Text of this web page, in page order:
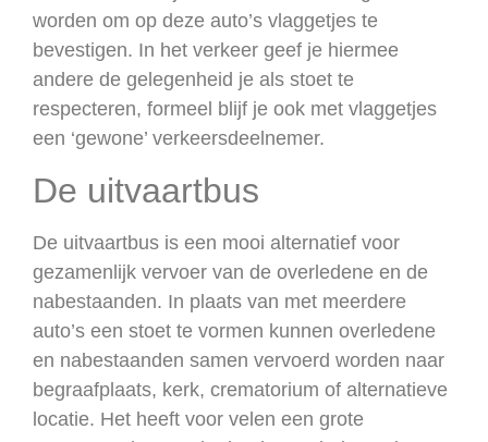
worden om op deze auto’s vlaggetjes te
bevestigen. In het verkeer geef je hiermee
andere de gelegenheid je als stoet te
respecteren, formeel blijf je ook met vlaggetjes
een ‘gewone’ verkeersdeelnemer.
De uitvaartbus
De uitvaartbus is een mooi alternatief voor
gezamenlijk vervoer van de overledene en de
nabestaanden. In plaats van met meerdere
auto’s een stoet te vormen kunnen overledene
en nabestaanden samen vervoerd worden naar
begraafplaats, kerk, crematorium of alternatieve
locatie. Het heeft voor velen een grote